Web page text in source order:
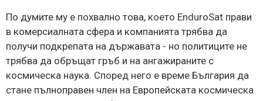
По думите му е похвално това, което EnduroSat прави
в комерсиалната сфера и компанията трябва да
получи подкрепата на държавата - но политиците не
трябва да обръщат гръб и на ангажираните с
космическа наука. Според него е време България да
стане пълноправен член на Европейската космическа